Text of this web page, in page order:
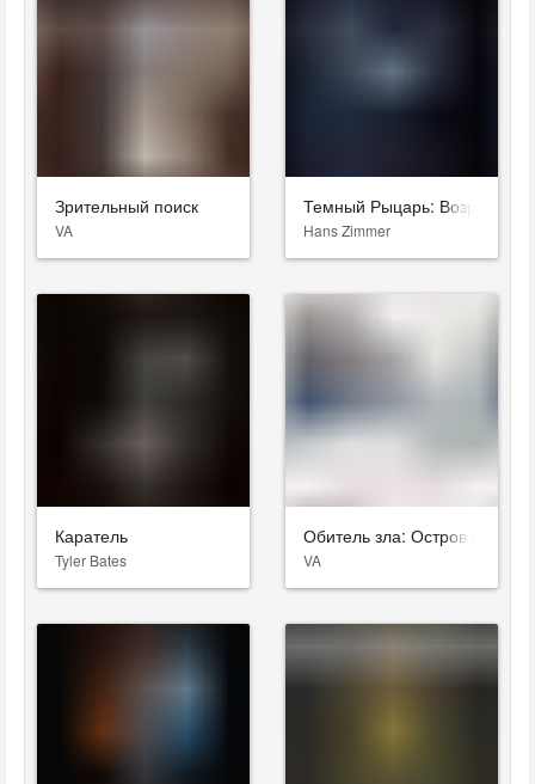
Зрительный поиск
VA
Темный Рыцарь:
Hans Zimmer
Каратель
Tyler Bates
Обитель зла: Остров смерти
VA